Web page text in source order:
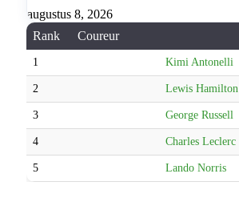
augustus 8, 2026
Rank
Coureur
1 Kimi Antonelli
2 Lewis Hamilton
3 George Russell
4 Charles Leclerc
5 Lando Norris